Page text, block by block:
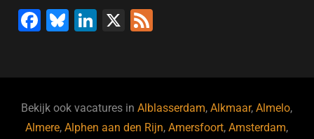
F
b
o
Bl
ky
Li
dI
n
X
Bekijk ook vacatures inAlblasserdam,Alkmaar,Almelo,
Almere,Alphen aan den Rijn,Amersfoort,Amsterdam,